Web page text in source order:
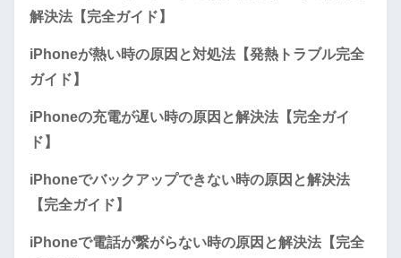
解決法【完全ガイド】
iPhoneが熱い時の原因と対処法【発熱トラブル完全
ガイド】
iPhoneの充電が遅い時の原因と解決法【完全ガイ
ド】
iPhoneでバックアップできない時の原因と解決法
【完全ガイド】
iPhoneで電話が繋がらない時の原因と解決法【完全